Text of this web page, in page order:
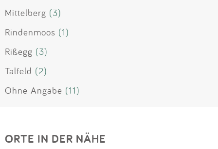
Mittelberg (3)
Rindenmoos (1)
Rißegg (3)
Talfeld (2)
Ohne Angabe (11)
ORTE IN DER NÄHE